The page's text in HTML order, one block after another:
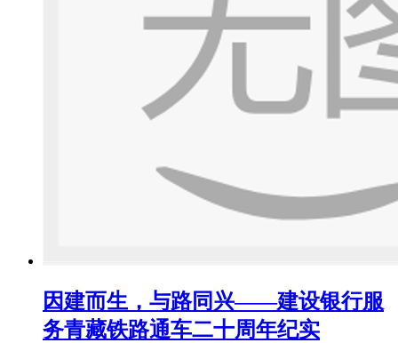
因建而生，与路同兴——建设银行服
务青藏铁路通车二十周年纪实